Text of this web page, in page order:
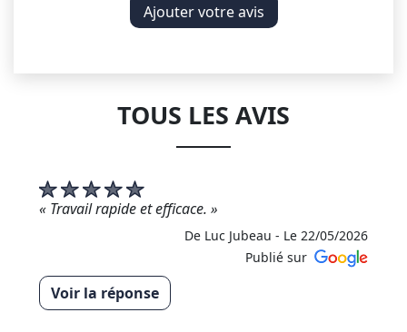
Ajouter votre avis
TOUS LES AVIS
« Travail rapide et efficace. »
De Luc Jubeau - Le 22/05/2026
Publié sur
Voir la réponse